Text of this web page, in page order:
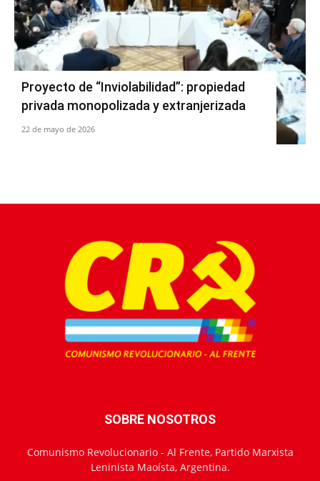
Proyecto de “Inviolabilidad”: propiedad
privada monopolizada y extranjerizada
22 de mayo de 2026
SOBRE NOSOTROS
Comunismo Revolucionario - Al Frente, Partido Marxista
Leninista Maoísta, Argentina.